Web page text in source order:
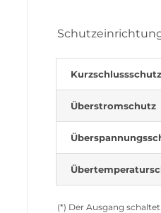
Kurzschlussschutz
Überstromschutz
(*) Der Ausgang